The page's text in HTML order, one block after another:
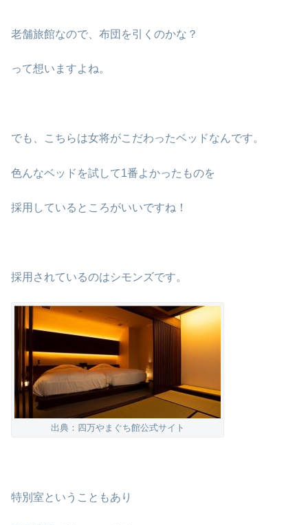
老舗旅館なので、布団を引くのかな？
って想いますよね。
でも、こちらは女将がこだわったベッドなんです。
色んなベッドを試して1番よかったものを
採用しているところがいいですね！
採用されているのはシモンズです。
出典：四万やまぐち館公式サイト
特別室ということもあり